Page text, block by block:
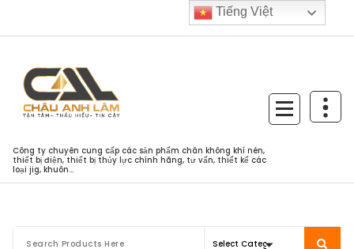
Công ty chuyên cung cấp các sản phẩm chân không khí nén,
thiết bị điện, thiết bị thủy lực chính hãng, tư vấn, thiết kế các
loại jig, khuôn...
Tiếng Việt